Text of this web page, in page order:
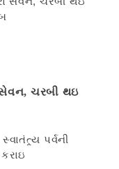
ચરબી થઇ